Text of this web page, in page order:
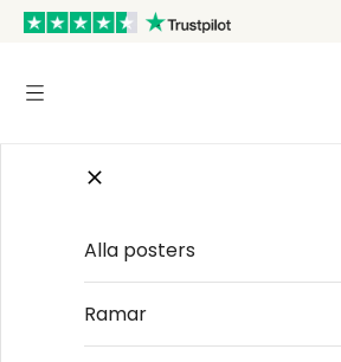
Alla posters
Ramar